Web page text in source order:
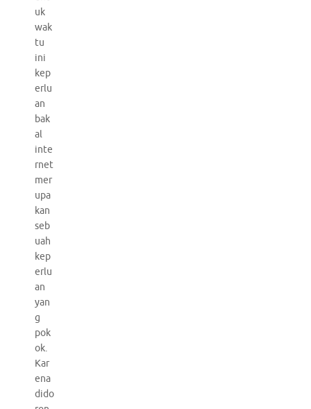
uk
wak
tu
ini
kep
erlu
an
bak
al
inte
rnet
mer
upa
kan
seb
uah
kep
erlu
an
yan
g
pok
ok.
Kar
ena
dido